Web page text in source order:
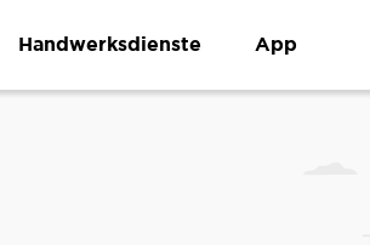
Handwerksdienste App